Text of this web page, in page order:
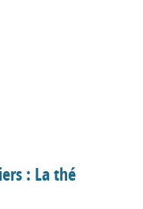
: La théorie